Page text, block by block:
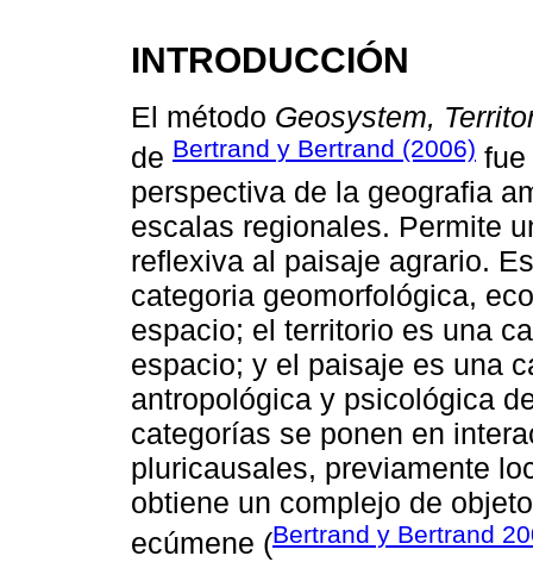
INTRODUCCIÓN
El método Geosystem,
de Bertrand y Bertrand (2006) fue
perspectiva de la geografia
escalas regionales. Permite
reflexiva al paisaje agrario.
categoria geomorfológica,
espacio; el territorio es una
espacio; y el paisaje es una
antropológica y psicológica
categorías se ponen en
pluricausales, previamente
obtiene un complejo de
ecúmene (Bertrand y Bertrand